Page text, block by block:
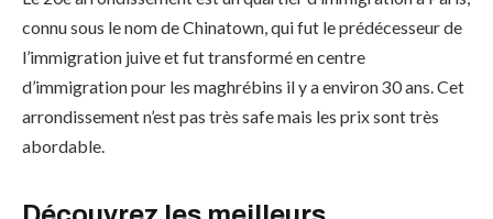
connu sous le nom de Chinatown, qui fut le prédécesseur de
l’immigration juive et fut transformé en centre
d’immigration pour les maghrébins il y a environ 30 ans. Cet
arrondissement n’est pas très safe mais les prix sont très
abordable.